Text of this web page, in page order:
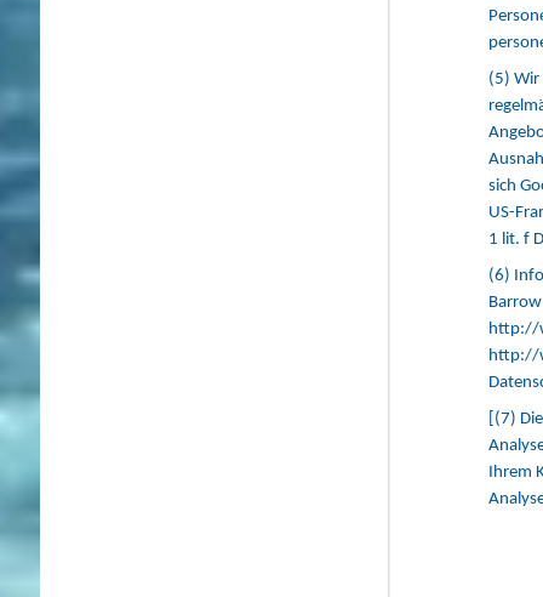
(5) Wir
sich
US-
1 lit. f
(6)
http://
http://
[(7)
Ihrem